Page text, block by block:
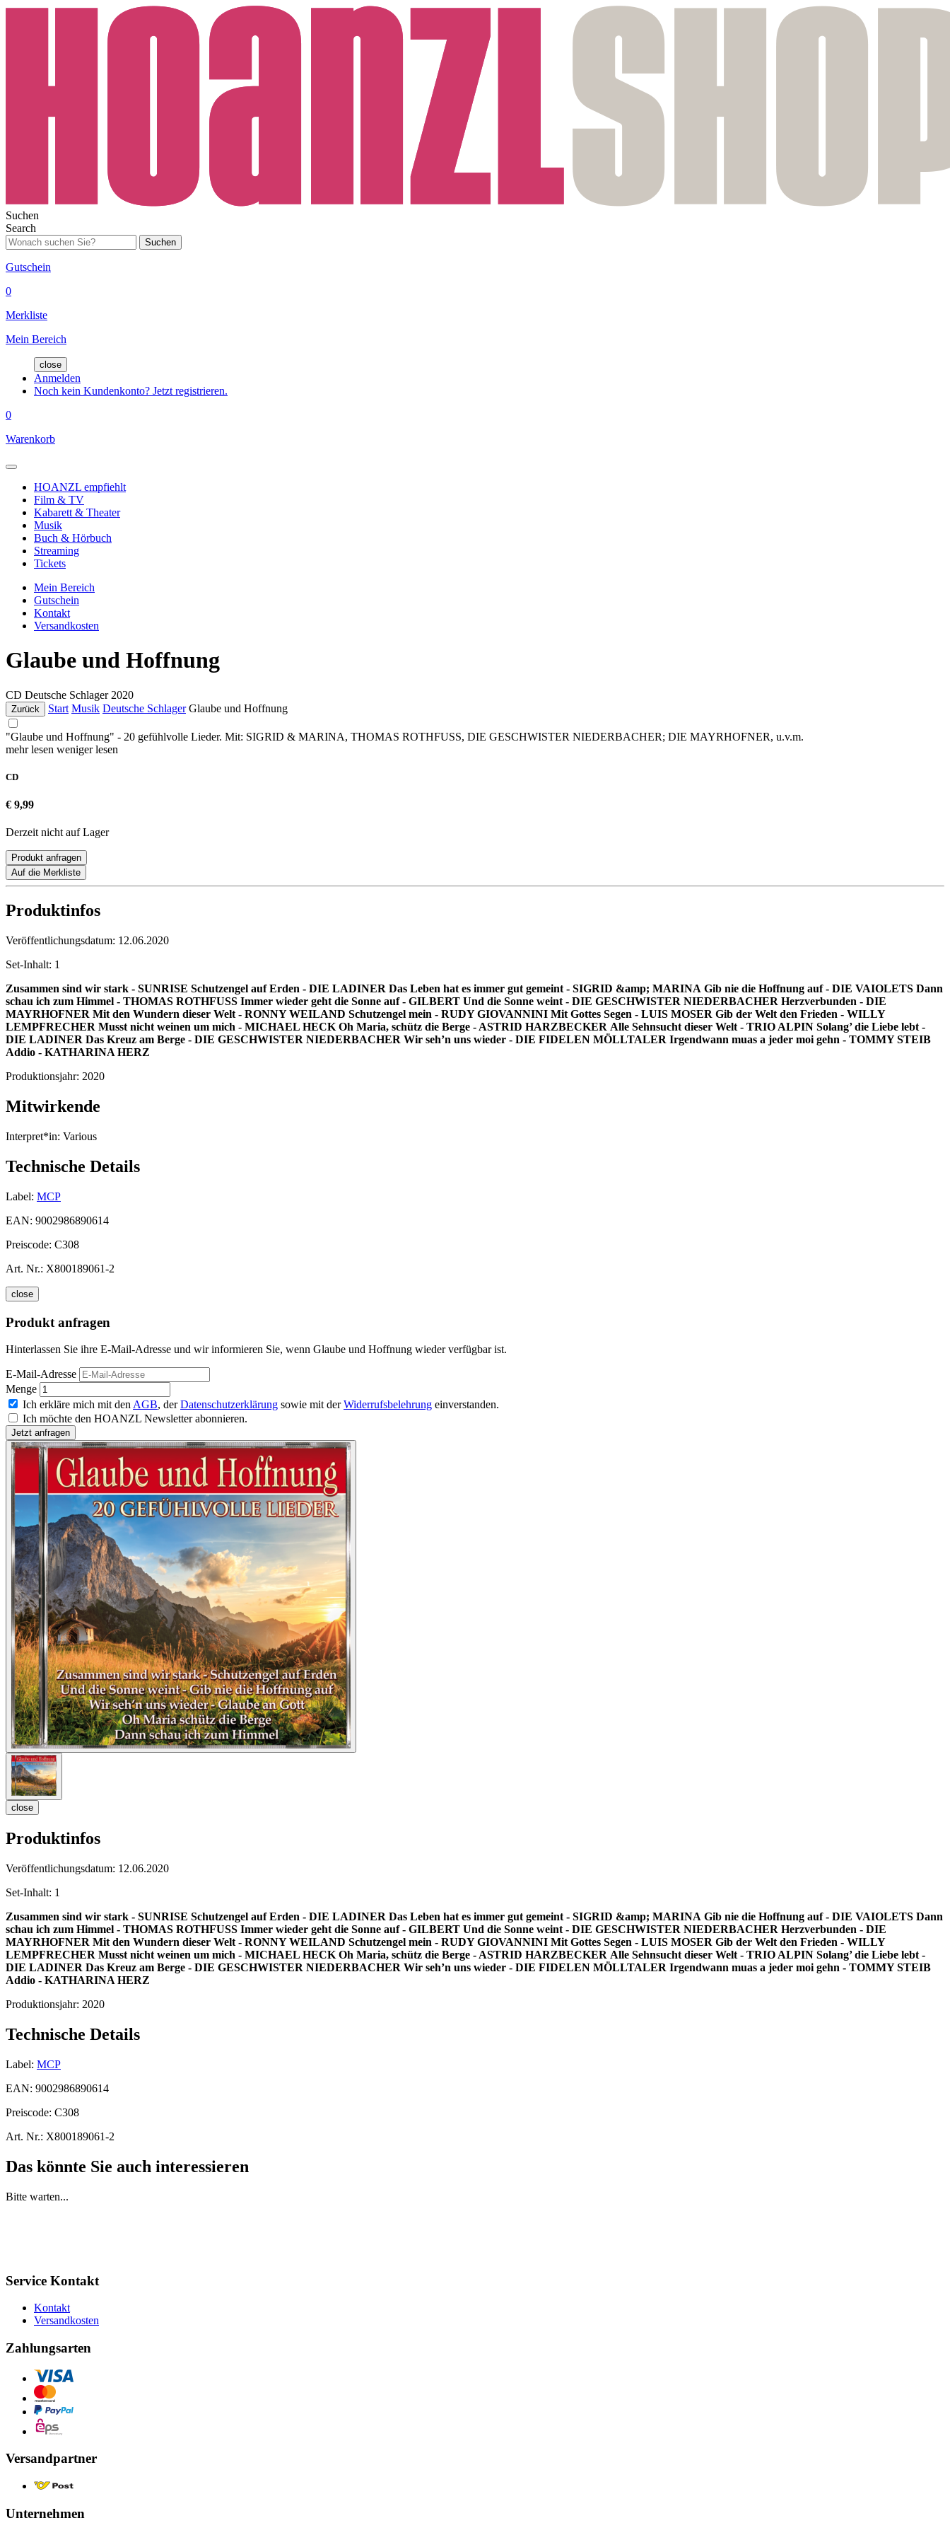
Suchen
Search
Suchen
Gutschein
0
Merkliste
Mein Bereich
close
Anmelden
Noch kein Kundenkonto? Jetzt registrieren.
0
Warenkorb
HOANZL empfiehlt
Film & TV
Kabarett & Theater
Musik
Buch & Hörbuch
Streaming
Tickets
Mein Bereich
Gutschein
Kontakt
Versandkosten
Glaube und Hoffnung
CD Deutsche Schlager 2020
Zurück Start Musik Deutsche Schlager Glaube und Hoffnung
"Glaube und Hoffnung" - 20 gefühlvolle Lieder. Mit: SIGRID & MARINA, THOMAS ROTHFUSS, DIE GESCHWISTER NIEDERBACHER; DIE MAYRHOFNER, u.v.m.
mehr lesen weniger lesen
CD
€ 9,99
Derzeit nicht auf Lager
Produkt anfragen
Auf die Merkliste
Produktinfos
Veröffentlichungsdatum: 12.06.2020
Set-Inhalt: 1
Zusammen sind wir stark - SUNRISE Schutzengel auf Erden - DIE LADINER Das Leben hat es immer gut gemeint - SIGRID &amp; MARINA Gib nie die Hoffnung auf - DIE VAIOLETS Dann
schau ich zum Himmel - THOMAS ROTHFUSS Immer wieder geht die Sonne auf - GILBERT Und die Sonne weint - DIE GESCHWISTER NIEDERBACHER Herzverbunden - DIE
MAYRHOFNER Mit den Wundern dieser Welt - RONNY WEILAND Schutzengel mein - RUDY GIOVANNINI Mit Gottes Segen - LUIS MOSER Gib der Welt den Frieden - WILLY
LEMPFRECHER Musst nicht weinen um mich - MICHAEL HECK Oh Maria, schütz die Berge - ASTRID HARZBECKER Alle Sehnsucht dieser Welt - TRIO ALPIN Solang’ die Liebe lebt -
DIE LADINER Das Kreuz am Berge - DIE GESCHWISTER NIEDERBACHER Wir seh’n uns wieder - DIE FIDELEN MÖLLTALER Irgendwann muas a jeder moi gehn - TOMMY STEIB
Addio - KATHARINA HERZ
Produktionsjahr: 2020
Mitwirkende
Interpret*in: Various
Technische Details
Label: MCP
EAN: 9002986890614
Preiscode: C308
Art. Nr.: X800189061-2
close
Produkt anfragen
Hinterlassen Sie ihre E-Mail-Adresse und wir informieren Sie, wenn Glaube und Hoffnung wieder verfügbar ist.
E-Mail-Adresse
Menge
Ich erkläre mich mit den AGB, derDatenschutzerklärung sowie mit derWiderrufsbelehrung einverstanden.
Ich möchte den HOANZL Newsletter abonnieren.
close
Produktinfos
Veröffentlichungsdatum: 12.06.2020
Set-Inhalt: 1
Zusammen sind wir stark - SUNRISE Schutzengel auf Erden - DIE LADINER Das Leben hat es immer gut gemeint - SIGRID &amp; MARINA Gib nie die Hoffnung auf - DIE VAIOLETS Dann
schau ich zum Himmel - THOMAS ROTHFUSS Immer wieder geht die Sonne auf - GILBERT Und die Sonne weint - DIE GESCHWISTER NIEDERBACHER Herzverbunden - DIE
MAYRHOFNER Mit den Wundern dieser Welt - RONNY WEILAND Schutzengel mein - RUDY GIOVANNINI Mit Gottes Segen - LUIS MOSER Gib der Welt den Frieden - WILLY
LEMPFRECHER Musst nicht weinen um mich - MICHAEL HECK Oh Maria, schütz die Berge - ASTRID HARZBECKER Alle Sehnsucht dieser Welt - TRIO ALPIN Solang’ die Liebe lebt -
DIE LADINER Das Kreuz am Berge - DIE GESCHWISTER NIEDERBACHER Wir seh’n uns wieder - DIE FIDELEN MÖLLTALER Irgendwann muas a jeder moi gehn - TOMMY STEIB
Addio - KATHARINA HERZ
Produktionsjahr: 2020
Technische Details
Label: MCP
EAN: 9002986890614
Preiscode: C308
Art. Nr.: X800189061-2
Das könnte Sie auch interessieren
Bitte warten...
Service Kontakt
Kontakt
Versandkosten
Zahlungsarten
Versandpartner
Unternehmen